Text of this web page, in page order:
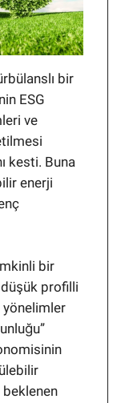
bir
ESG
ve
kesti. Buna
enerji
bir
profilli
yönelimler
beklenen